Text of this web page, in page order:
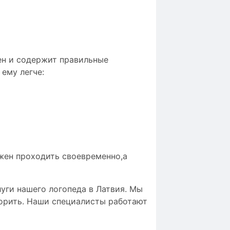
и содержит правильные
легче:
проходить своевременно,а
нашего логопеда в Латвия. Мы
Наши специалисты работают